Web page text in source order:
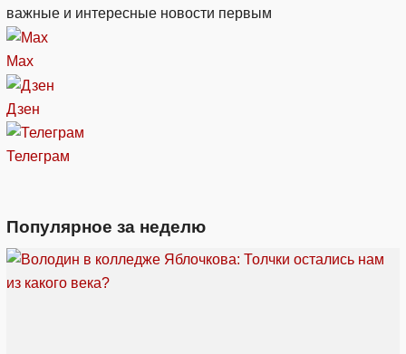
важные и интересные новости первым
Max
Дзен
Телеграм
Популярное за неделю